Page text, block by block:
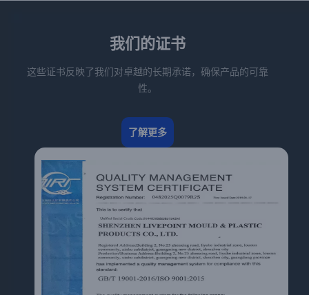
我们的证书
这些证书反映了我们对卓越的长期承诺，确保产品的可靠
性。
了解更多